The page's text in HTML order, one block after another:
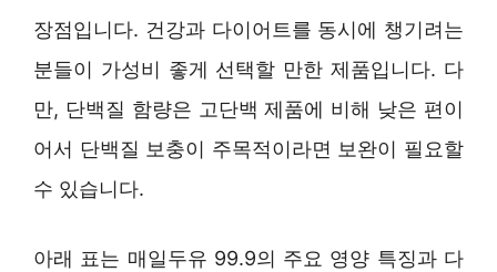
장점입니다. 건강과 다이어트를 동시에 챙기려는
분들이 가성비 좋게 선택할 만한 제품입니다. 다
만, 단백질 함량은 고단백 제품에 비해 낮은 편이
어서 단백질 보충이 주목적이라면 보완이 필요할
수 있습니다.
아래 표는 매일두유 99.9의 주요 영양 특징과 다